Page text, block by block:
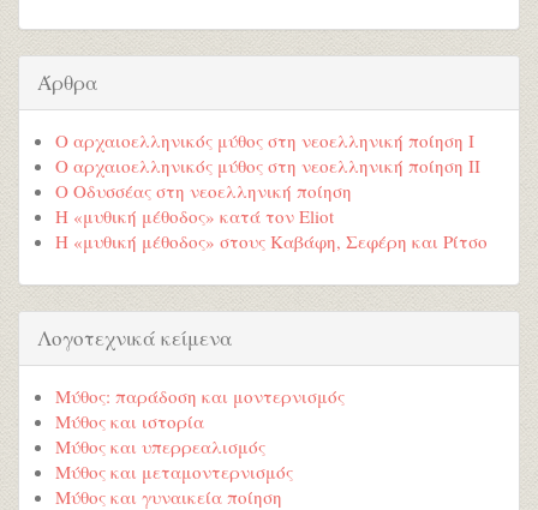
Άρθρα
Ο αρχαιοελληνικός μύθος στη νεοελληνική ποίηση Ι
Ο αρχαιοελληνικός μύθος στη νεοελληνική ποίηση ΙΙ
Ο Οδυσσέας στη νεοελληνική ποίηση
Η «μυθική μέθοδος» κατά τον Eliot
Η «μυθική μέθοδος» στους Καβάφη, Σεφέρη και Ρίτσο
Λογοτεχνικά κείμενα
Μύθος: παράδοση και μοντερνισμός
Μύθος και ιστορία
Μύθος και υπερρεαλισμός
Μύθος και μεταμοντερνισμός
Μύθος και γυναικεία ποίηση